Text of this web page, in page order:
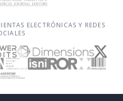
ELECTRÓNICAS Y REDES